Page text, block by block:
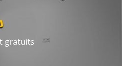
gratuits